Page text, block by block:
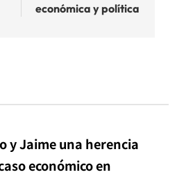
económica y política
y Jaime una herencia
económico en